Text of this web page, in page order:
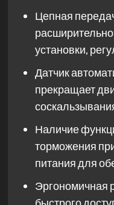
Цепная
установки,
Датчик
прекращает
Наличие
торможения
питания для
Эргономичная